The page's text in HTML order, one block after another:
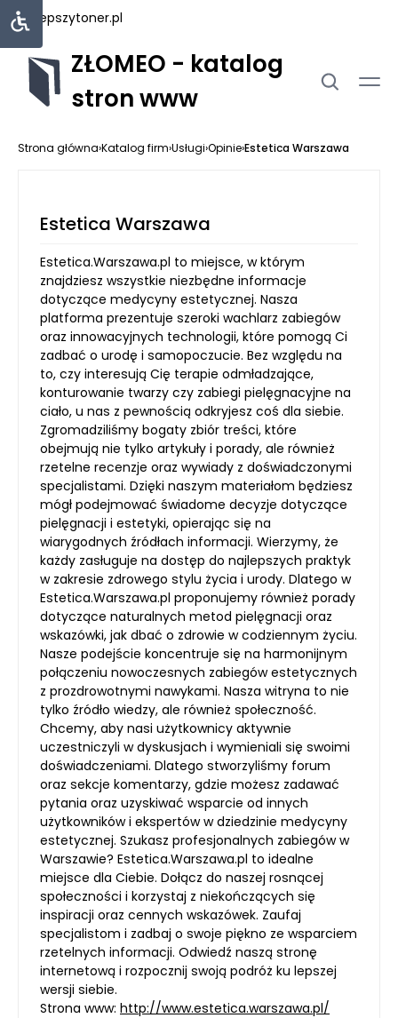
najlepszytoner.pl
ZŁOMEO - katalog
stron www
Strona główna›Katalog firm›Usługi›Opinie›Estetica Warszawa
Estetica Warszawa
Estetica.Warszawa.pl to miejsce, w którym
znajdziesz wszystkie niezbędne informacje
dotyczące medycyny estetycznej. Nasza
platforma prezentuje szeroki wachlarz zabiegów
oraz innowacyjnych technologii, które pomogą Ci
zadbać o urodę i samopoczucie. Bez względu na
to, czy interesują Cię terapie odmładzające,
konturowanie twarzy czy zabiegi pielęgnacyjne na
ciało, u nas z pewnością odkryjesz coś dla siebie.
Zgromadziliśmy bogaty zbiór treści, które
obejmują nie tylko artykuły i porady, ale również
rzetelne recenzje oraz wywiady z doświadczonymi
specjalistami. Dzięki naszym materiałom będziesz
mógł podejmować świadome decyzje dotyczące
pielęgnacji i estetyki, opierając się na
wiarygodnych źródłach informacji. Wierzymy, że
każdy zasługuje na dostęp do najlepszych praktyk
w zakresie zdrowego stylu życia i urody. Dlatego w
Estetica.Warszawa.pl proponujemy również porady
dotyczące naturalnych metod pielęgnacji oraz
wskazówki, jak dbać o zdrowie w codziennym życiu.
Nasze podejście koncentruje się na harmonijnym
połączeniu nowoczesnych zabiegów estetycznych
z prozdrowotnymi nawykami. Nasza witryna to nie
tylko źródło wiedzy, ale również społeczność.
Chcemy, aby nasi użytkownicy aktywnie
uczestniczyli w dyskusjach i wymieniali się swoimi
doświadczeniami. Dlatego stworzyliśmy forum
oraz sekcje komentarzy, gdzie możesz zadawać
pytania oraz uzyskiwać wsparcie od innych
użytkowników i ekspertów w dziedzinie medycyny
estetycznej. Szukasz profesjonalnych zabiegów w
Warszawie? Estetica.Warszawa.pl to idealne
miejsce dla Ciebie. Dołącz do naszej rosnącej
społeczności i korzystaj z niekończących się
inspiracji oraz cennych wskazówek. Zaufaj
specjalistom i zadbaj o swoje piękno ze wsparciem
rzetelnych informacji. Odwiedź naszą stronę
internetową i rozpocznij swoją podróż ku lepszej
wersji siebie.
Strona www: http://www.estetica.warszawa.pl/